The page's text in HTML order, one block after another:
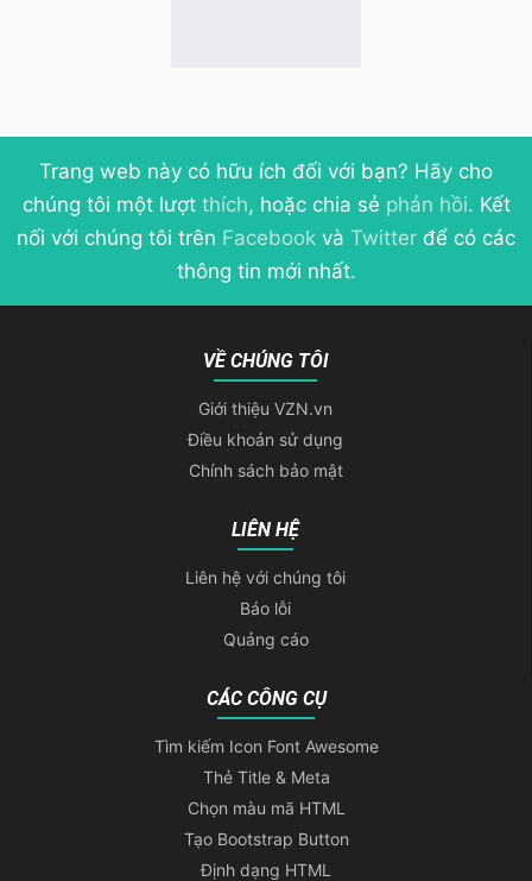
Trang web này có hữu ích đối với bạn? Hãy cho
chúng tôi một lượt thích, hoặc chia sẻ phản hồi. Kết
nối với chúng tôi trên Facebook và Twitter để có các
thông tin mới nhất.
VỀ CHÚNG TÔI
Giới thiệu VZN.vn
Điều khoản sử dụng
Chính sách bảo mật
LIÊN HỆ
Liên hệ với chúng tôi
Báo lỗi
Quảng cáo
CÁC CÔNG CỤ
Tìm kiếm Icon Font Awesome
Thẻ Title & Meta
Chọn màu mã HTML
Tạo Bootstrap Button
Định dạng HTML